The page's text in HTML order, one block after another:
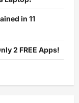
in 11
2 FREE Apps!